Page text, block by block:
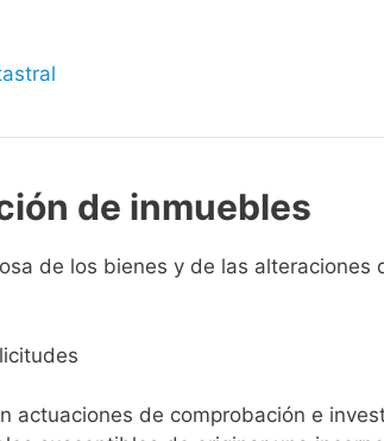
de inmuebles
de los bienes y de las
actuaciones de comprobación e